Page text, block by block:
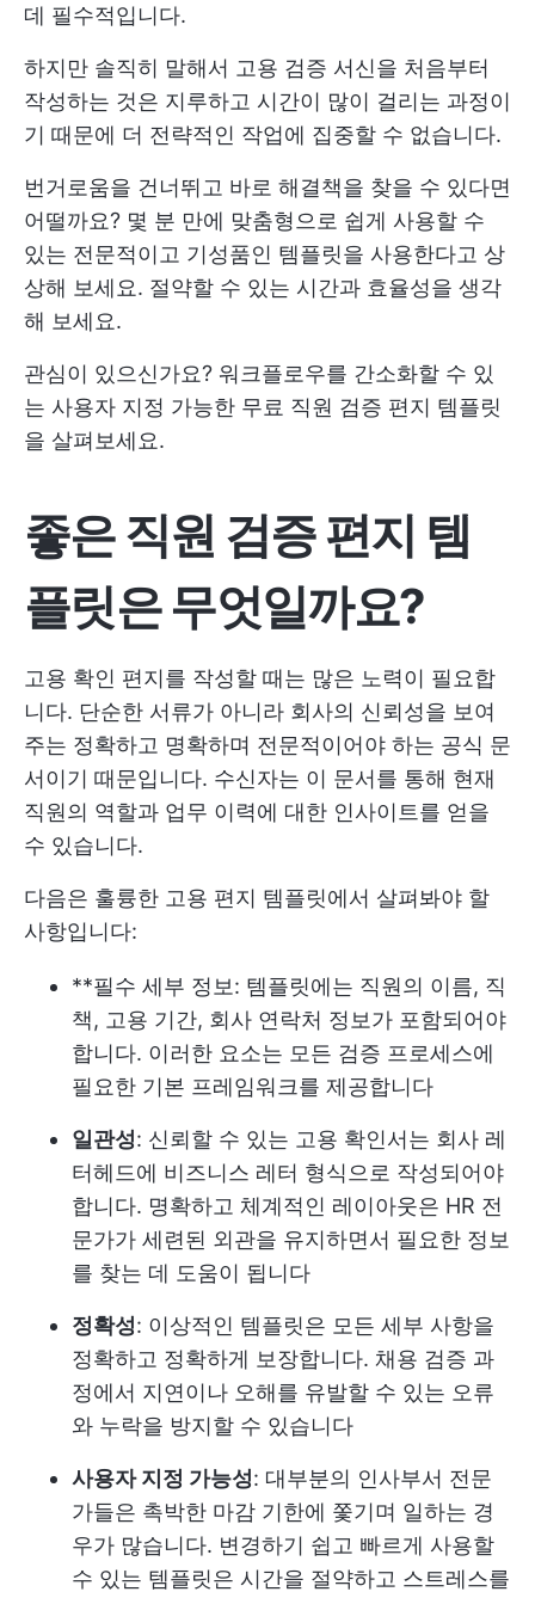
데 필수적입니다.
하지만 솔직히 말해서 고용 검증 서신을 처음부터
작성하는 것은 지루하고 시간이 많이 걸리는 과정이
기 때문에 더 전략적인 작업에 집중할 수 없습니다.
번거로움을 건너뛰고 바로 해결책을 찾을 수 있다면
어떨까요? 몇 분 만에 맞춤형으로 쉽게 사용할 수
있는 전문적이고 기성품인 템플릿을 사용한다고 상
상해 보세요. 절약할 수 있는 시간과 효율성을 생각
해 보세요.
관심이 있으신가요? 워크플로우를 간소화할 수 있
는 사용자 지정 가능한 무료 직원 검증 편지 템플릿
을 살펴보세요.
좋은 직원 검증 편지 템
플릿은 무엇일까요?
고용 확인 편지를 작성할 때는 많은 노력이 필요합
니다. 단순한 서류가 아니라 회사의 신뢰성을 보여
주는 정확하고 명확하며 전문적이어야 하는 공식 문
서이기 때문입니다. 수신자는 이 문서를 통해 현재
직원의 역할과 업무 이력에 대한 인사이트를 얻을
수 있습니다.
다음은 훌륭한 고용 편지 템플릿에서 살펴봐야 할
사항입니다:
**필수 세부 정보: 템플릿에는 직원의 이름, 직
책, 고용 기간, 회사 연락처 정보가 포함되어야
합니다. 이러한 요소는 모든 검증 프로세스에
필요한 기본 프레임워크를 제공합니다
일관성: 신뢰할 수 있는 고용 확인서는 회사 레
터헤드에 비즈니스 레터 형식으로 작성되어야
합니다. 명확하고 체계적인 레이아웃은 HR 전
문가가 세련된 외관을 유지하면서 필요한 정보
를 찾는 데 도움이 됩니다
정확성: 이상적인 템플릿은 모든 세부 사항을
정확하고 정확하게 보장합니다. 채용 검증 과
정에서 지연이나 오해를 유발할 수 있는 오류
와 누락을 방지할 수 있습니다
사용자 지정 가능성: 대부분의 인사부서 전문
가들은 촉박한 마감 기한에 쫓기며 일하는 경
우가 많습니다. 변경하기 쉽고 빠르게 사용할
수 있는 템플릿은 시간을 절약하고 스트레스를